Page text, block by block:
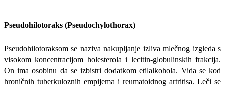
Pseudohilotoraks (Pseudochylothorax)
Pseudohilotoraksom se naziva nakupljanje izliva mlečnog izgleda s
visokom koncentracijom holesterola i lecitin-globulinskih frakcija.
On ima osobinu da se izbistri dodatkom etilalkohola. Vida se kod
hroničnih tuberkuloznih empijema i reumatoidnog artritisa. Leči se